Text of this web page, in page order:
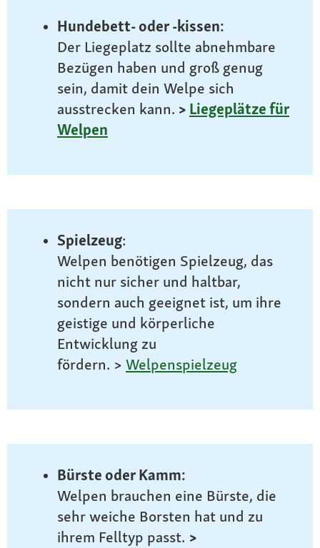
Hundebett- oder -kissen:
Der Liegeplatz sollte abnehmbare
Bezügen haben und groß genug
sein, damit dein Welpe sich
ausstrecken kann. > Liegeplätze für
Welpen
Spielzeug:
Welpen benötigen Spielzeug, das
nicht nur sicher und haltbar,
sondern auch geeignet ist, um ihre
geistige und körperliche
Entwicklung zu
fördern. > Welpenspielzeug
Bürste oder Kamm:
Welpen brauchen eine Bürste, die
sehr weiche Borsten hat und zu
ihrem Felltyp passt. >